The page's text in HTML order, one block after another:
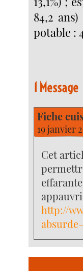
84,2
potable :
1 Message
Fiche
19 janvier
Cet
http://